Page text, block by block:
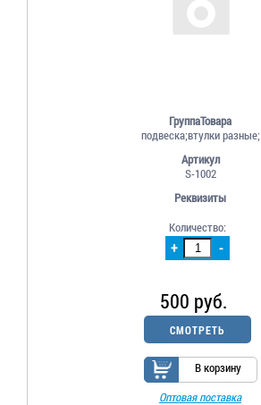
ГруппаТовара
подвеска;втулки разные;
Артикул
S-1002
Реквизиты
+ -
Количество:
500 руб.
СМОТРЕТЬ
В корзину
Оптовая поставка